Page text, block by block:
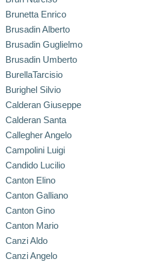
Brunetta Enrico
Brusadin Alberto
Brusadin Guglielmo
Brusadin Umberto
BurellaTarcisio
Burighel Silvio
Calderan Giuseppe
Calderan Santa
Callegher Angelo
Campolini Luigi
Candido Lucilio
Canton Elino
Canton Galliano
Canton Gino
Canton Mario
Canzi Aldo
Canzi Angelo